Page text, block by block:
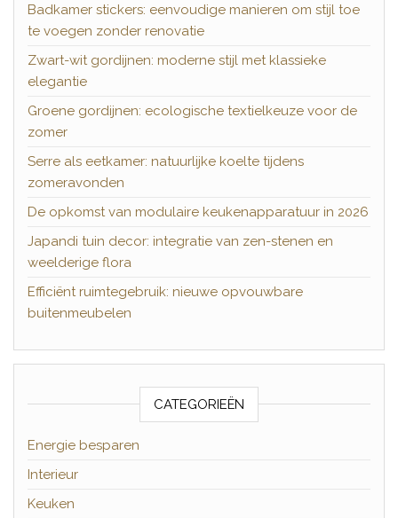
Badkamer stickers: eenvoudige manieren om stijl toe
te voegen zonder renovatie
Zwart-wit gordijnen: moderne stijl met klassieke
elegantie
Groene gordijnen: ecologische textielkeuze voor de
zomer
Serre als eetkamer: natuurlijke koelte tijdens
zomeravonden
De opkomst van modulaire keukenapparatuur in 2026
Japandi tuin decor: integratie van zen-stenen en
weelderige flora
Efficiënt ruimtegebruik: nieuwe opvouwbare
buitenmeubelen
CATEGORIEËN
Energie besparen
Interieur
Keuken